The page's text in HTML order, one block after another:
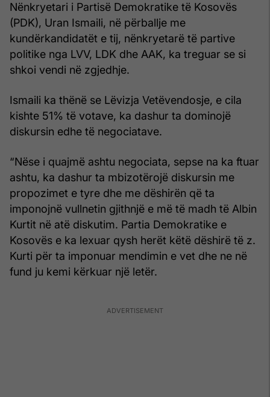
Nënkryetari i Partisë Demokratike të Kosovës
(PDK), Uran Ismaili, në përballje me
kundërkandidatët e tij, nënkryetarë të partive
politike nga LVV, LDK dhe AAK, ka treguar se si
shkoi vendi në zgjedhje.
Ismaili ka thënë se Lëvizja Vetëvendosje, e cila
kishte 51% të votave, ka dashur ta dominojë
diskursin edhe të negociatave.
“Nëse i quajmë ashtu negociata, sepse na ka ftuar
ashtu, ka dashur ta mbizotërojë diskursin me
propozimet e tyre dhe me dëshirën që ta
imponojnë vullnetin gjithnjë e më të madh të Albin
Kurtit në atë diskutim. Partia Demokratike e
Kosovës e ka lexuar qysh herët këtë dëshirë të z.
Kurti për ta imponuar mendimin e vet dhe ne në
fund ju kemi kërkuar një letër.